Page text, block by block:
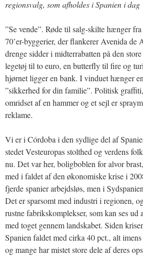
regionsvalg, som afholdes i Spanien i dag
”Se vende”. Røde til salg-skilte hænger
70’er-byggerier, der flankerer Avenida de
drenge sidder i midterrabatten på den
legetøj til to euro, en butterfly til fire og
hjørnet ligger en bank. I vinduet hænger
”sikkerhed for din familie”. Politisk
omridset af en hammer og et sejl er
reklame.
Vi er i Córdoba i den sydlige del af
stedet Vesteuropas stolthed og verdens
nu. Det var her, boligboblen for alvor
med i faldet af den økonomiske krise i
fjerde spanier arbejdsløs, men i
Det er sparsomt med industri i regionen,
rustne fabrikskomplekser, som kan ses
med toget gennem landskabet. Siden
Spanien faldet med cirka 40 pct., alt
og mange har mistet store dele af deres